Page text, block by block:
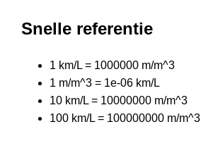
Snelle referentie
1 km/L = 1000000 m/m^3
1 m/m^3 = 1e-06 km/L
10 km/L = 10000000 m/m^3
100 km/L = 100000000 m/m^3